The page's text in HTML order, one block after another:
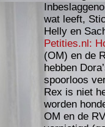
wat leeft,
Helly en
Petities.nl:
(OM) en de
hebben
spoorloos
Rex is niet
worden
OM en de